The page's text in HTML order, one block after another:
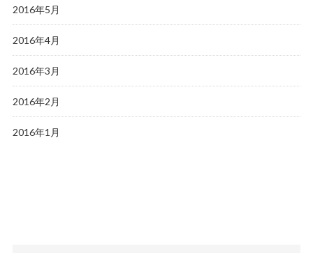
2016年5月
2016年4月
2016年3月
2016年2月
2016年1月